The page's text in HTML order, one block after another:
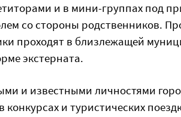
и в мини-группах под
со стороны родственников.
проходят в близлежащей
экстерната.
и известными личностями
и туристических